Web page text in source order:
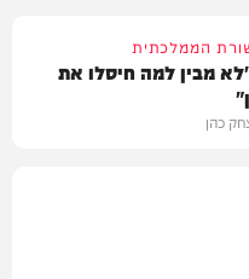
הממלכתית
מבין למה חיסלו את
כהן